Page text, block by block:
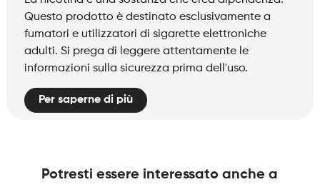
Questo prodotto è destinato esclusivamente a
fumatori e utilizzatori di sigarette elettroniche
adulti. Si prega di leggere attentamente le
informazioni sulla sicurezza prima dell'uso.
Per saperne di più
Potresti essere interessato anche a